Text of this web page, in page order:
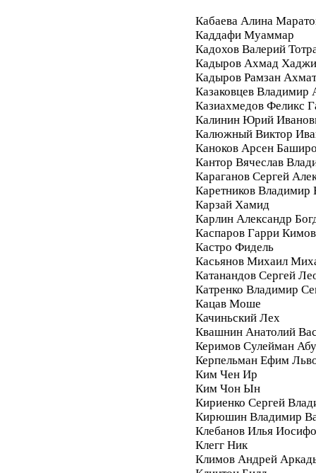
Кабаева Алина
Каддафи Муаммар
Кадохов Валерий
Кадыров Ахмад Хаджи
Кадыров Рамзан
Казаковцев Владимир
Казиахмедов Феликс
Калинин Юрий
Калюжный Виктор
Каноков Арсен
Кантор Вячеслав
Караганов Сергей
Каретников Владимир
Карзай Хамид
Карлин Александр
Каспаров Гарри
Кастро Фидель
Касьянов Михаил
Катанандов Сергей
Катренко Владимир
Кацав Моше
Качиньский Лех
Квашнин Анатолий
Керимов Сулейман
Керпельман Ефим
Ким Чен Ир
Ким Чон Ын
Кириенко Сергей
Кирюшин Владимир
Клебанов Илья
Клегг Ник
Климов Андрей